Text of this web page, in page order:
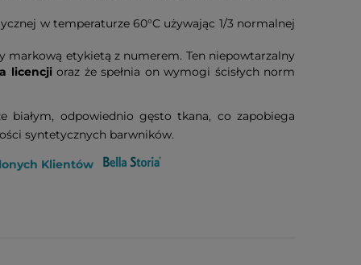
w temperaturze 60°C używając 1/3 normalnej
markową etykietą z numerem. Ten niepowtarzalny
licencjioraz że spełnia on wymogi ścisłych norm
białym, odpowiednio gęsto tkana, co zapobiega
syntetycznych barwników.
Klientów